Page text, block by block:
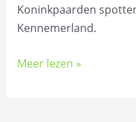
Koninkpaarden
Kennemerland.
Meer lezen »